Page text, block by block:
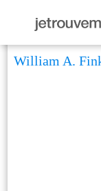
William A.